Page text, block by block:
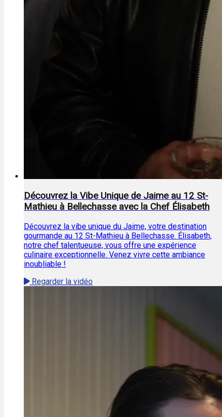
Découvrez la Vibe Unique de Jaime au 12 St-
Mathieu à Bellechasse avec la Chef Élisabeth
Découvrez la vibe unique du Jaime, votre destination
gourmande au 12 St-Mathieu à Bellechasse. Élisabeth,
notre chef talentueuse, vous offre une expérience
culinaire exceptionnelle. Venez vivre cette ambiance
inoubliable !
Regarder la vidéo